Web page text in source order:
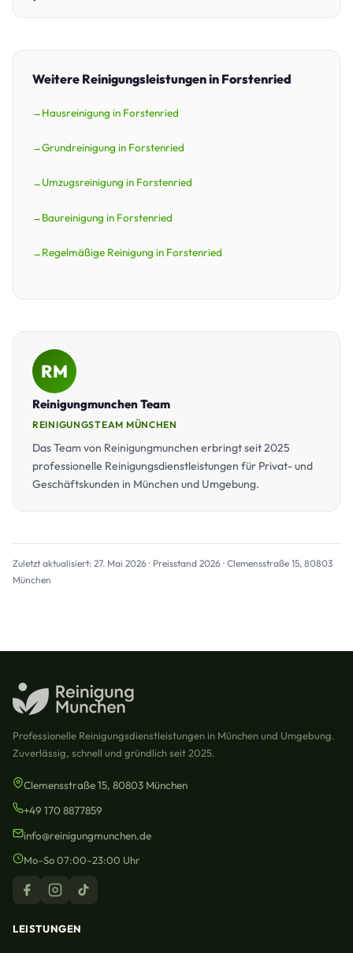
Weitere Reinigungsleistungen in Forstenried
Hausreinigung in Forstenried
Grundreinigung in Forstenried
Umzugsreinigung in Forstenried
Baureinigung in Forstenried
Regelmäßige Reinigung in Forstenried
RM
Reinigungmunchen Team
REINIGUNGSTEAM MÜNCHEN
Das Team von Reinigungmunchen erbringt seit 2025
professionelle Reinigungsdienstleistungen für Privat- und
Geschäftskunden in München und Umgebung.
Zuletzt aktualisiert: 27. Mai 2026 · Preisstand 2026 · Clemensstraße 15, 80803
München
Professionelle Reinigungsdienstleistungen in München und Umgebung.
Zuverlässig, schnell und gründlich seit 2025.
Clemensstraße 15, 80803 München
+49 170 8877859
info@reinigungmunchen.de
Mo–So 07:00–23:00 Uhr
LEISTUNGEN